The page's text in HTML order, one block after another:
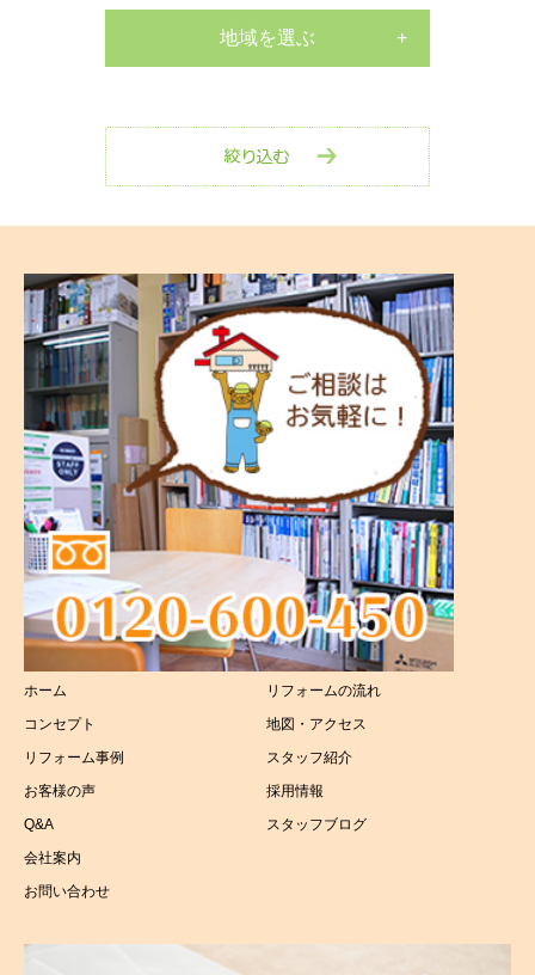
水栓交換工事
室内リフォーム
玄関リフォーム
防水工事
外壁塗装工事
屋根リフォーム
キッチンリフォーム
浴室リフォーム
トイレリフォーム
洗面所リフォーム
太陽光リフォーム
マンション地域を選ぶ
保土ヶ谷区
戸塚区
港南区
磯子区
その他
ホーム
コンセプト
リフォーム事例
お客様の声
Q&A
会社案内
お問い合わせ
リフォームの流れ
地図・アクセス
スタッフ紹介
採用情報
スタッフブログ